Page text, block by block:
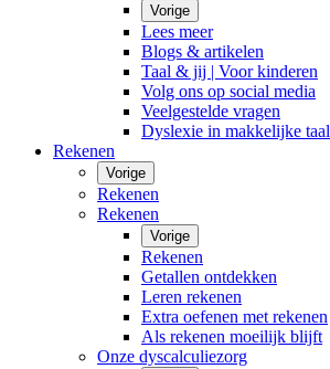
Vorige
Lees meer
Blogs & artikelen
Taal & jij | Voor kinderen
Volg ons op social media
Veelgestelde vragen
Dyslexie in makkelijke taal
Rekenen
Vorige
Rekenen
Rekenen
Vorige
Rekenen
Getallen ontdekken
Leren rekenen
Extra oefenen met rekenen
Als rekenen moeilijk blijft
Onze dyscalculiezorg